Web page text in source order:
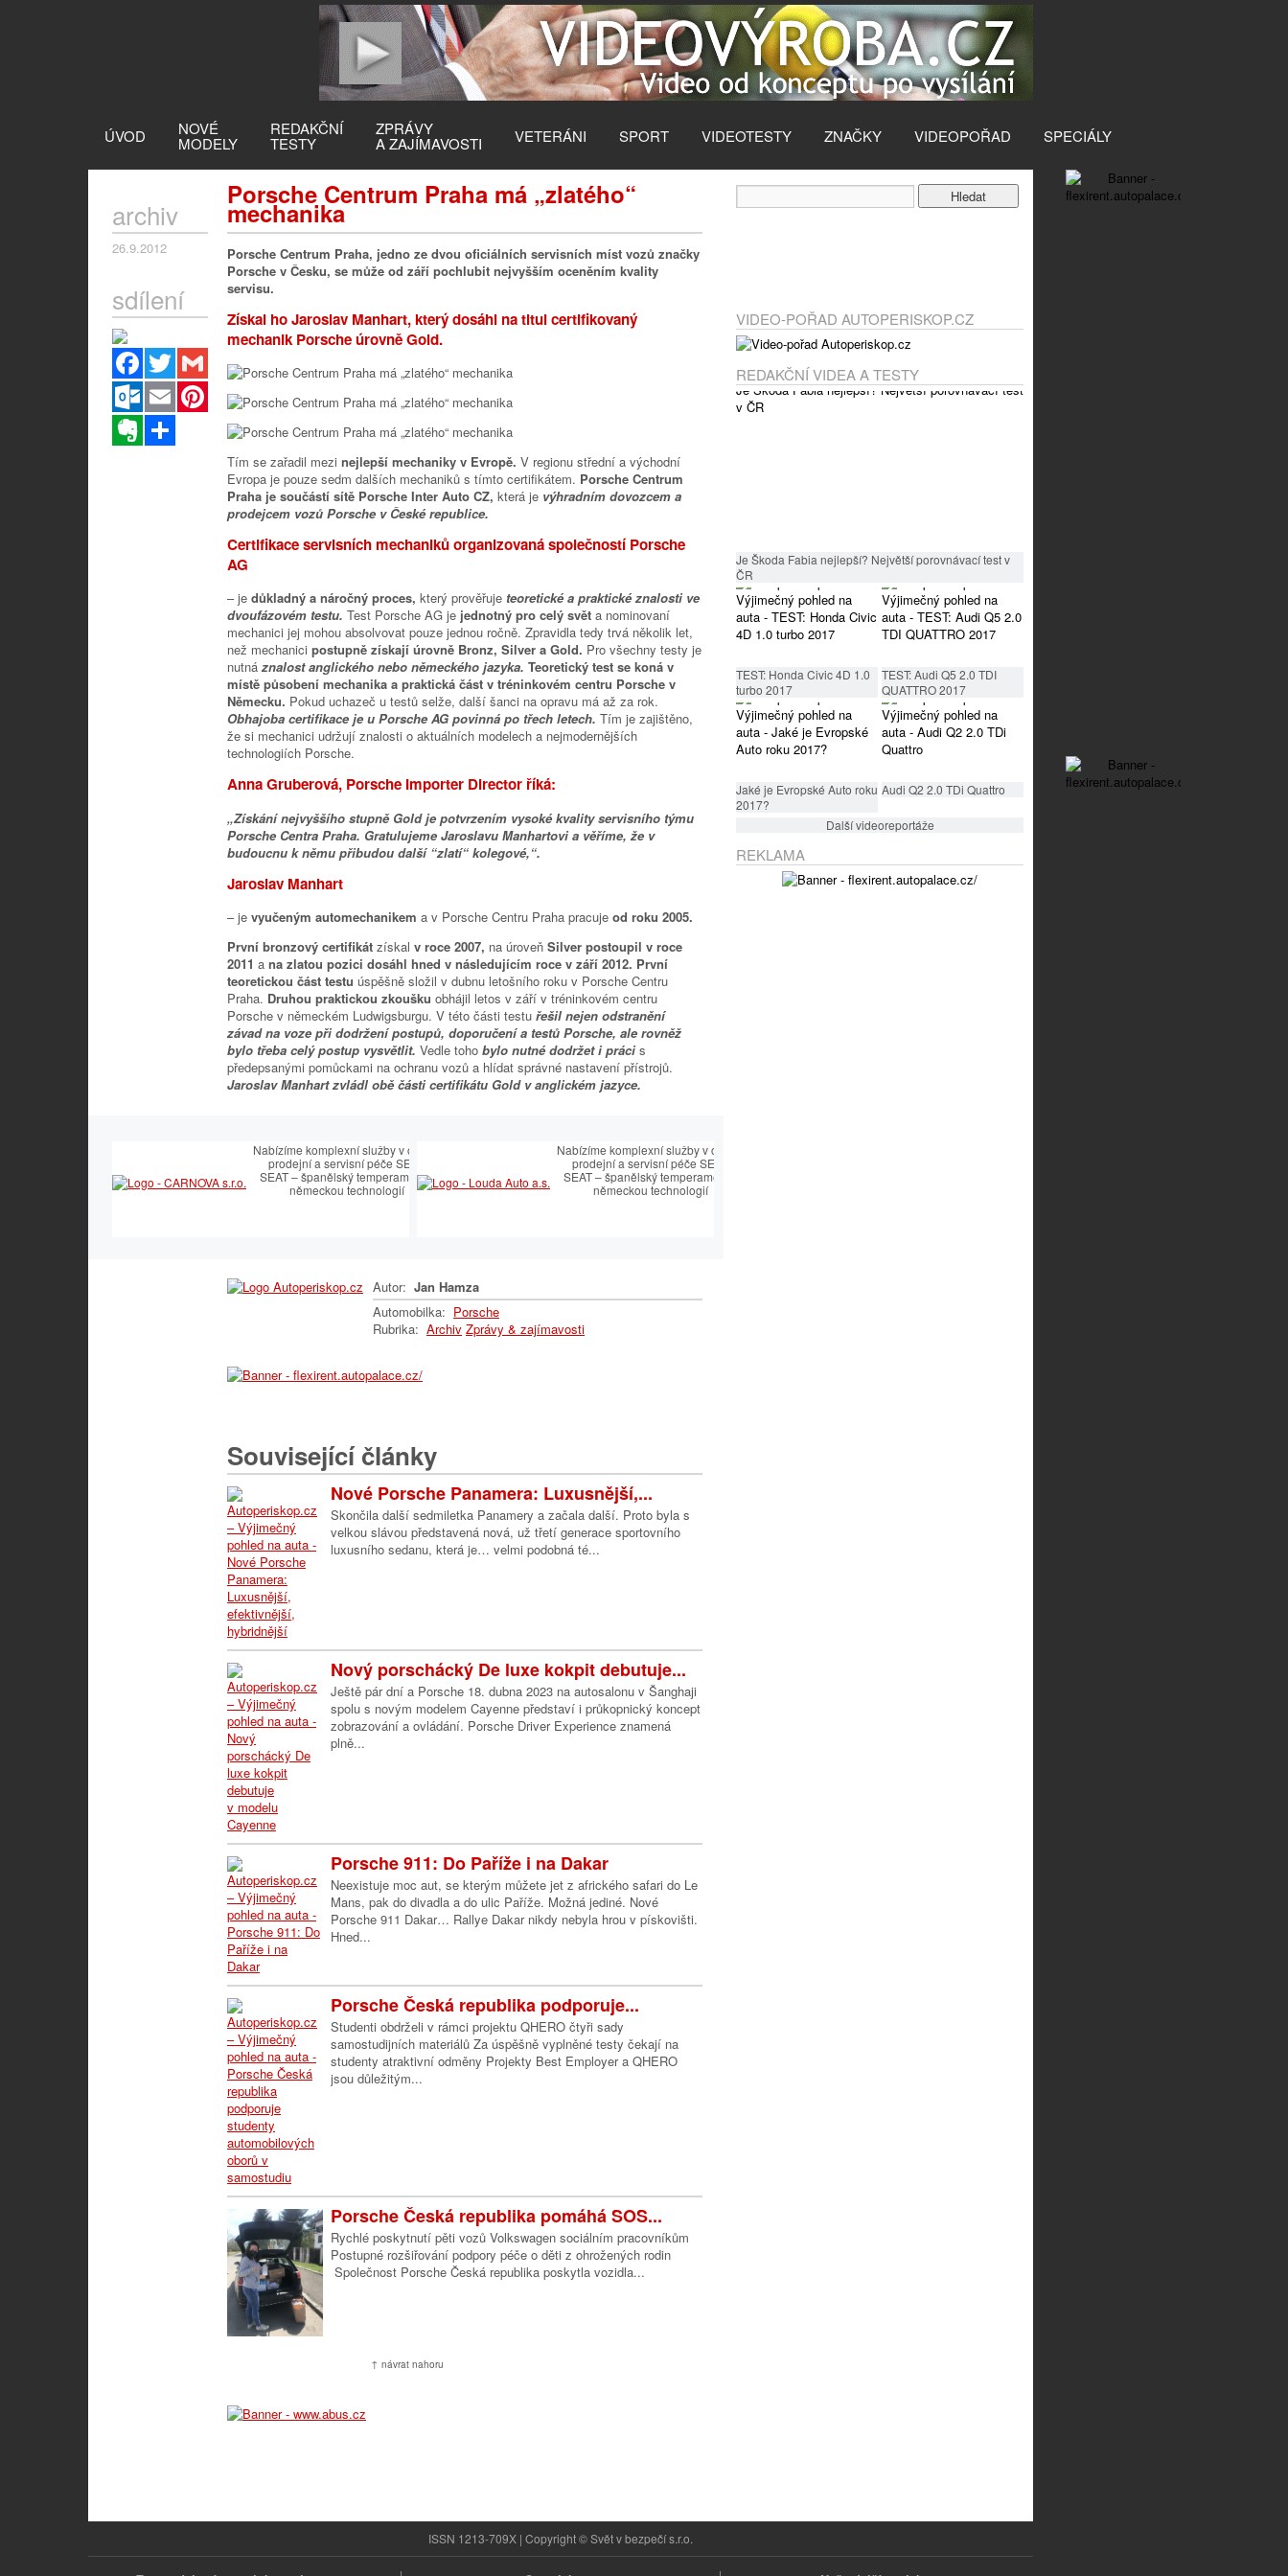
ÚVOD NOVÉ
MODELY
REDAKČNÍ
TESTY
ZPRÁVY
A ZAJÍMAVOSTI VETERÁNI SPORT VIDEOTESTY ZNAČKY VIDEOPOŘAD SPECIÁLY
Porsche Centrum Praha má „zlatého“
mechanika
archiv
26.9.2012
sdílení
Facebook
Twitter
Outlook.com
Email
Evernote
Porsche Centrum Praha, jedno ze dvou oficiálních servisních míst vozů značky
Porsche v Česku, se může od září pochlubit nejvyšším oceněním kvality
servisu.
Získal ho Jaroslav Manhart, který dosáhl na titul certifikovaný
mechanik Porsche úrovně Gold.
Tím se zařadil mezi nejlepší mechaniky v Evropě. V regionu střední a východní
Evropa je pouze sedm dalších mechaniků s tímto certifikátem. Porsche Centrum
Praha je součástí sítě Porsche Inter Auto CZ, která je výhradním dovozcem a
prodejcem vozů Porsche v České republice.
Certifikace servisních mechaniků organizovaná společností Porsche
AG
– je důkladný a náročný proces, který prověřuje teoretické a praktické znalosti ve
dvoufázovém testu. Test Porsche AG je jednotný pro celý svět a nominovaní
mechanici jej mohou absolvovat pouze jednou ročně. Zpravidla tedy trvá několik let,
než mechanici postupně získají úrovně Bronz, Silver a Gold. Pro všechny testy je
nutnáznalost anglického nebo německého jazyka. Teoretický test se koná v
místě působení mechanika a praktická část v tréninkovém centru Porsche v
Německu. Pokud uchazeč u testů selže, další šanci na opravu má až za rok.
Obhajoba certifikace je u Porsche AG povinná po třech letech. Tím je zajištěno,
že si mechanici udržují znalosti o aktuálních modelech a nejmodernějších
technologiích Porsche.
Anna Gruberová, Porsche Importer Director říká:
„Získání nejvyššího stupně Gold je potvrzením vysoké kvality servisního týmu
Porsche Centra Praha. Gratulujeme Jaroslavu Manhartovi a věříme, že v
budoucnu k němu přibudou další “zlatí“ kolegové,“.
Jaroslav Manhart
– je vyučeným automechanikem a v Porsche Centru Praha pracuje od roku 2005.
První bronzový certifikát získal v roce 2007, na úroveň Silver postoupil v roce
2011 a na zlatou pozici dosáhl hned v následujícím roce v září 2012. První
teoretickou část testu úspěšně složil v dubnu letošního roku v Porsche Centru
Praha. Druhou praktickou zkoušku obhájil letos v září v tréninkovém centru
Porsche v německém Ludwigsburgu. V této části testu řešil nejen odstranění
závad na voze při dodržení postupů, doporučení a testů Porsche, ale rovněž
bylo třeba celý postup vysvětlit. Vedle toho bylo nutné dodržet i práci s
předepsanými pomůckami na ochranu vozů a hlídat správné nastavení přístrojů.
Jaroslav Manhart zvládl obě části certifikátu Gold v anglickém jazyce.
Nabízíme komplexní služby v oblasti
prodejní a servisní péče SEAT.
SEAT – španělský temperament s
německou technologií
Nabízíme komplexní služby v oblasti
prodejní a servisní péče SEAT.
SEAT – španělský temperament s
německou technologií
Autor: Jan Hamza
Automobilka: Porsche
Rubrika: Archiv Zprávy & zajímavosti
Související články
Nové Porsche Panamera: Luxusnější,...
Skončila další sedmiletka Panamery a začala další. Proto byla s
velkou slávou představená nová, už třetí generace sportovního
luxusního sedanu, která je… velmi podobná té...
Nový porschácký De luxe kokpit debutuje...
Ještě pár dní a Porsche 18. dubna 2023 na autosalonu v Šanghaji
spolu s novým modelem Cayenne představí i průkopnický koncept
zobrazování a ovládání. Porsche Driver Experience znamená
plně...
Porsche 911: Do Paříže i na Dakar
Neexistuje moc aut, se kterým můžete jet z afrického safari do Le
Mans, pak do divadla a do ulic Paříže. Možná jediné. Nové
Porsche 911 Dakar… Rallye Dakar nikdy nebyla hrou v pískovišti.
Hned...
Porsche Česká republika podporuje...
Studenti obdrželi v rámci projektu QHERO čtyři sady
samostudijních materiálů Za úspěšně vyplněné testy čekají na
studenty atraktivní odměny Projekty Best Employer a QHERO
jsou důležitým...
Porsche Česká republika pomáhá SOS...
Rychlé poskytnutí pěti vozů Volkswagen sociálním pracovníkům
Postupné rozšiřování podpory péče o děti z ohrožených rodin
Společnost Porsche Česká republika poskytla vozidla...
↑ návrat nahoru
VIDEO-POŘAD AUTOPERISKOP.CZ
REDAKČNÍ VIDEA A TESTY
Je Škoda Fabia nejlepší? Největší porovnávací test v
ČR
TEST: Honda Civic 4D 1.0
turbo 2017
TEST: Audi Q5 2.0 TDI
QUATTRO 2017
Jaké je Evropské Auto roku
2017?
Audi Q2 2.0 TDi Quattro
Další videoreportáže
REKLAMA
ISSN 1213-709X | Copyright © Svět v bezpečí s.r.o.